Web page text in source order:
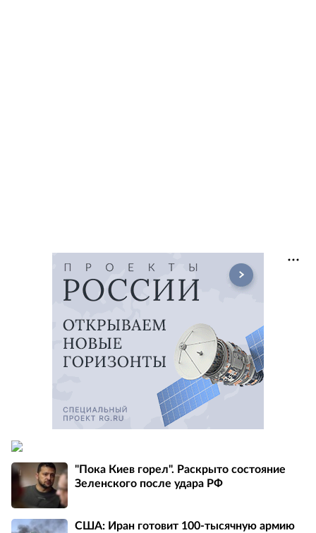
"Пока Киев горел". Раскрыто состояние
Зеленского после удара РФ
США: Иран готовит 100-тысячную армию